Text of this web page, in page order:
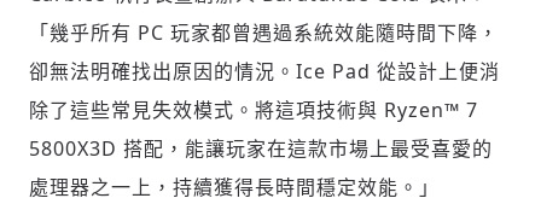
「幾乎所有 PC 玩家都曾遇過系統效能隨時間下降，
卻無法明確找出原因的情況。Ice Pad 從設計上便消
除了這些常見失效模式。將這項技術與 Ryzen™ 7
5800X3D 搭配，能讓玩家在這款市場上最受喜愛的
處理器之一上，持續獲得長時間穩定效能。」